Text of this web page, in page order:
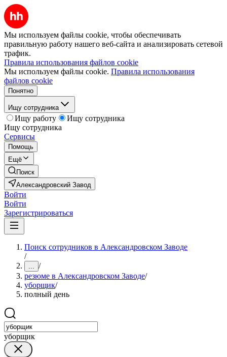
Мы используем файлы cookie, чтобы обеспечивать
правильную работу нашего веб-сайта и анализировать сетевой
трафик.
Правила использования файлов cookie
Мы используем файлы cookie. Правила использования
файлов cookie
Понятно
Ищу сотрудника
Ищу работу
Ищу сотрудника
Ищу сотрудника
Сервисы
Помощь
Ещё
Поиск
Александровский Завод
Войти
Войти
Зарегистрироваться
Поиск сотрудников в Александровском Заводе
/
... /
резюме в Александровском Заводе/
уборщик/
полный день
уборщик